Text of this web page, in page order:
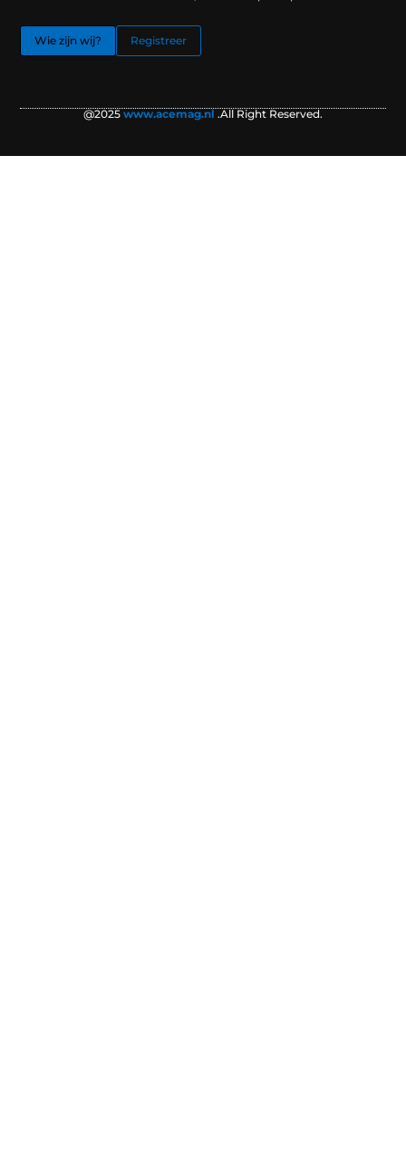
Wie zijn wij? Registreer
@2025www.acemag.nl .All Right Reserved.